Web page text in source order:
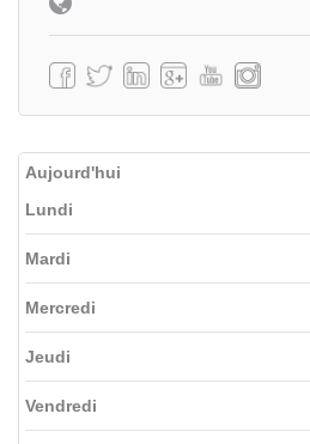
Aujourd'hui
Lundi
Mardi
Mercredi
Jeudi
Vendredi